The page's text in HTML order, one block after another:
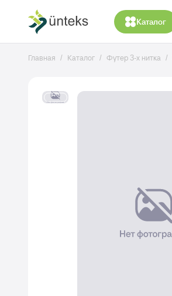
Каталог
Главная Каталог Футер 3-х нитка